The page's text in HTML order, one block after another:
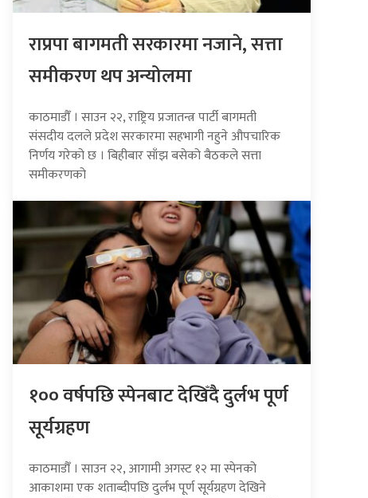
राप्रपा बागमती सरकारमा नजाने, सत्ता
समीकरण थप अन्योलमा
काठमाडौँ । साउन २२, राष्ट्रिय प्रजातन्त्र पार्टी बागमती
संसदीय दलले प्रदेश सरकारमा सहभागी नहुने औपचारिक
निर्णय गरेको छ । बिहीबार साँझ बसेको बैठकले सत्ता
समीकरणको
१०० वर्षपछि स्पेनबाट देखिँदै दुर्लभ पूर्ण
सूर्यग्रहण
काठमाडौँ । साउन २२, आगामी अगस्ट १२ मा स्पेनको
आकाशमा एक शताब्दीपछि दुर्लभ पूर्ण सूर्यग्रहण देखिने